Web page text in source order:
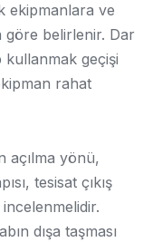
ekipmanlara ve
göre belirlenir. Dar
geçişi
rahat
açılma yönü,
tesisat çıkış
dışa taşması